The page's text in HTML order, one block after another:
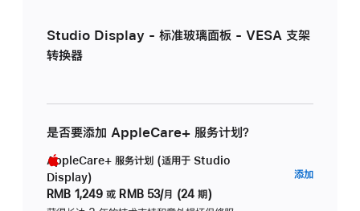
Studio Display - 标准玻璃面板 - VESA 支架
转换器
是否要添加 AppleCare+ 服务计划？
AppleCare+ 服务计划 (适用于 Studio
Display)
RMB 1,249 或 RMB 53/月 (24 期)
添加